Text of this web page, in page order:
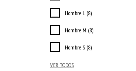
Hombre L (8)
Hombre M (8)
Hombre S (8)
VER TODOS